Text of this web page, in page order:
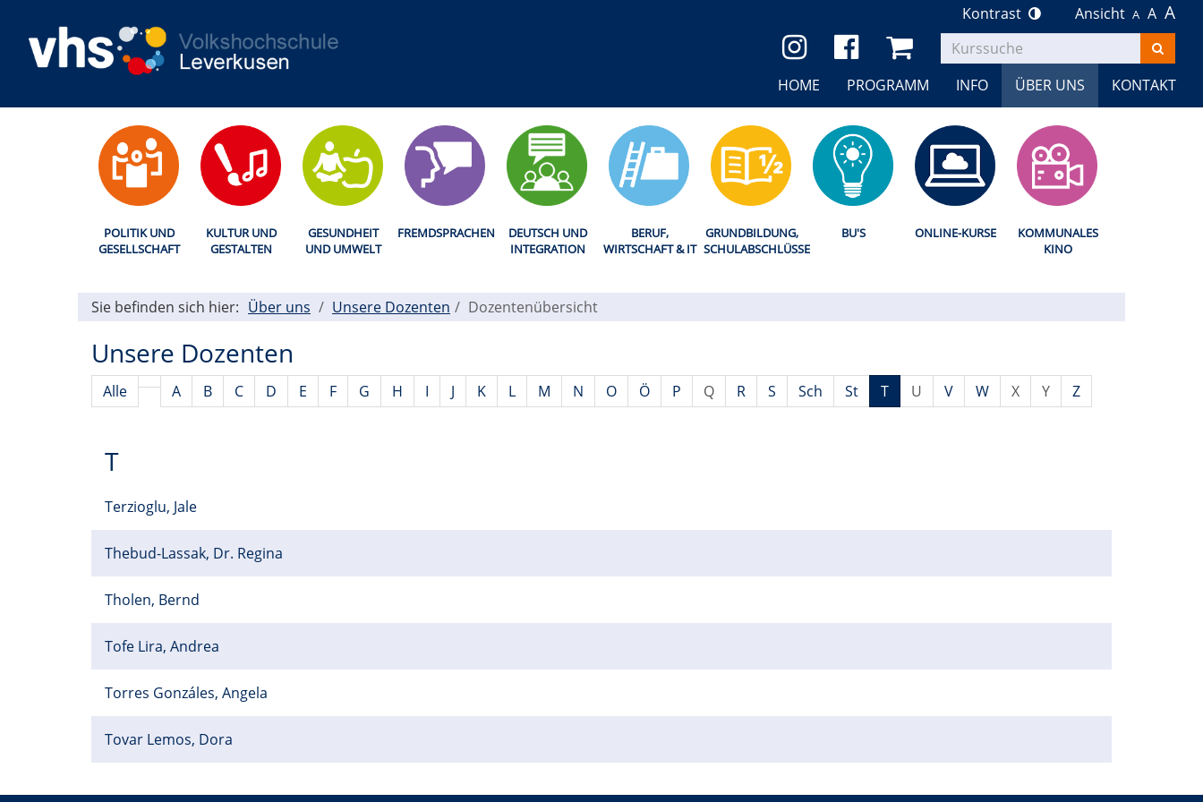
Kontrast Ansicht A A A
Kurse
suchen
HOME
PROGRAMM INFO ÜBER UNS KONTAKT
POLITIK UND
GESELLSCHAFT
KULTUR UND
GESTALTEN
GESUNDHEIT
UND UMWELT
FREMDSPRACHEN
DEUTSCH UND
INTEGRATION
BERUF,
WIRTSCHAFT & IT
GRUNDBILDUNG,
SCHULABSCHLÜSSE
BU'S ONLINE-KURSE
KOMMUNALES
KINO
Sie befinden sich hier: Über uns Unsere Dozenten Dozentenübersicht
Unsere Dozenten
Alle A B C D E F G H I J K L M N O Ö P Q R S Sch St T U V W X Y Z
T
Terzioglu, Jale
Thebud-Lassak, Dr. Regina
Tholen, Bernd
Tofe Lira, Andrea
Torres Gonzáles, Angela
Tovar Lemos, Dora